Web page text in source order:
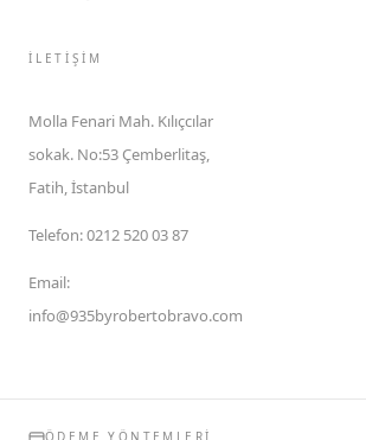
İLETIŞIM
Molla Fenari Mah. Kılıçcılar
sokak. No:53 Çemberlitaş,
Fatih, İstanbul
Telefon:0212 520 03 87
Email:
info@935byrobertobravo.com
ÖDEME YÖNTEMLERI